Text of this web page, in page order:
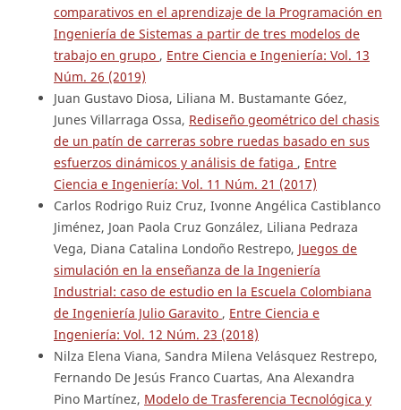
comparativos en el aprendizaje de la Programación en
Ingeniería de Sistemas a partir de tres modelos de
trabajo en grupo , Entre Ciencia e Ingeniería: Vol. 13
Núm. 26 (2019)
Juan Gustavo Diosa, Liliana M. Bustamante Góez,
Junes Villarraga Ossa, Rediseño geométrico del chasis
de un patín de carreras sobre ruedas basado en sus
esfuerzos dinámicos y análisis de fatiga , Entre
Ciencia e Ingeniería: Vol. 11 Núm. 21 (2017)
Carlos Rodrigo Ruiz Cruz, Ivonne Angélica Castiblanco
Jiménez, Joan Paola Cruz González, Liliana Pedraza
Vega, Diana Catalina Londoño Restrepo, Juegos de
simulación en la enseñanza de la Ingeniería
Industrial: caso de estudio en la Escuela Colombiana
de Ingeniería Julio Garavito , Entre Ciencia e
Ingeniería: Vol. 12 Núm. 23 (2018)
Nilza Elena Viana, Sandra Milena Velásquez Restrepo,
Fernando De Jesús Franco Cuartas, Ana Alexandra
Pino Martínez, Modelo de Trasferencia Tecnológica y